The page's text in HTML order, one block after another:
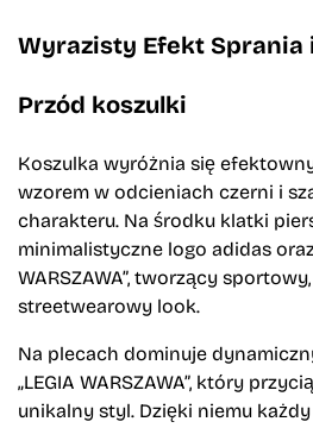
Wyrazisty Efekt Sprania
Przód koszulki
Koszulka wyróżnia się
wzorem w odcieniach czerni i
charakteru. Na środku klatki
minimalistyczne logo adidas
WARSZAWA”, tworzący
streetwearowy look.
Na plecach dominuje
„LEGIA WARSZAWA”, który
unikalny styl. Dzięki niemu